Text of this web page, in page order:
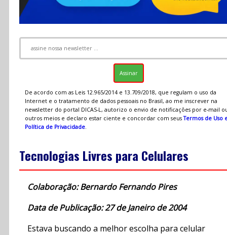
De acordo com as Leis 12.965/2014 e 13.709/2018, que regulam o uso da
Internet e o tratamento de dados pessoais no Brasil, ao me inscrever na
newsletter do portal DICAS-L, autorizo o envio de notificações por e-mail
outros meios e declaro estar ciente e concordar com seusTermos de Uso
Política de Privacidade.
Tecnologias Livres para Celulares
Colaboração: Bernardo Fernando Pires
Data de Publicação: 27 de Janeiro de 2004
Estava buscando a melhor escolha para celular